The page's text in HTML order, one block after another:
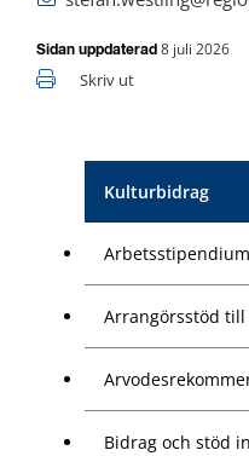
Kulturbidrag
Arrangörsstöd
Bidrag och stöd
Sidan uppdaterad 8 juli 2026
Skriv ut